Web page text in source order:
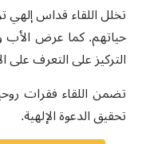
تخلل اللقاء قداس إلهي
التركيز على التعرف على
تضمن اللقاء فقرات
تحقيق الدعوة الإلهية.